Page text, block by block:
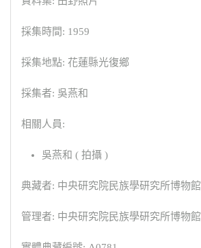
採集時間: 1959
採集地點: 花蓮縣光復鄉
採集者: 吳燕和
相關人員:
吳燕和 ( 拍攝 )
典藏者: 中央研究院民族學研究所博物館
管理者: 中央研究院民族學研究所博物館